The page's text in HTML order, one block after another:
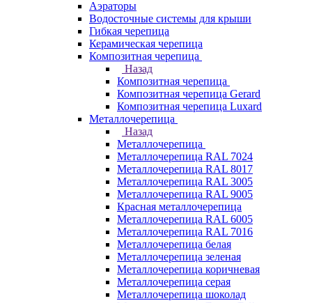
Аэраторы
Водосточные системы для крыши
Гибкая черепица
Керамическая черепица
Композитная черепица
Назад
Композитная черепица
Композитная черепица Gerard
Композитная черепица Luxard
Металлочерепица
Назад
Металлочерепица
Металлочерепица RAL 7024
Металлочерепица RAL 8017
Металлочерепица RAL 3005
Металлочерепица RAL 9005
Красная металлочерепица
Металлочерепица RAL 6005
Металлочерепица RAL 7016
Металлочерепица белая
Металлочерепица зеленая
Металлочерепица коричневая
Металлочерепица серая
Металлочерепица шоколад